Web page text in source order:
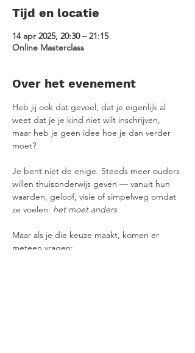
Tijd en locatie
14 apr 2025, 20:30 – 21:15
Online Masterclass
Over het evenement
Heb jij ook dat gevoel, dat je eigenlijk al
weet dat je je kind niet wilt inschrijven,
maar heb je geen idee hoe je dan verder
moet?
Je bent niet de enige. Steeds meer ouders
willen thuisonderwijs geven — vanuit hun
waarden, geloof, visie of simpelweg omdat
ze voelen: het moet anders.
Maar als je die keuze maakt, komen er
meteen vragen: